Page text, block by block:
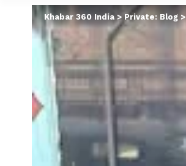
Khabar 360 India > Private: Blog >